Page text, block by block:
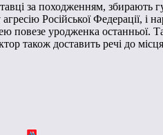
за походженням, збирають
Російської
повезе уродженка останньої.
також доставить речі до